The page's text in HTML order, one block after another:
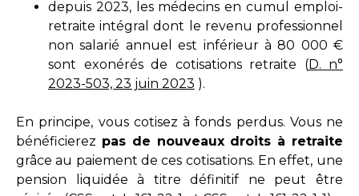
depuis 2023, les médecins en cumul emploi-
retraite intégral dont le revenu professionnel
non salarié annuel est inférieur à 80 000 €
sont exonérés de cotisations retraite (D. n°
2023-503, 23 juin 2023 ).
En principe, vous cotisez à fonds perdus. Vous ne
bénéficierez pas de nouveaux droits à retraite
grâce au paiement de ces cotisations. En effet, une
pension liquidée à titre définitif ne peut être